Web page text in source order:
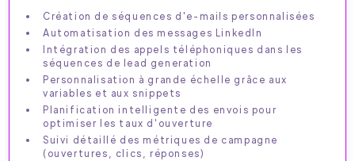
Création de séquences d'e-mails personnalisées
Automatisation des messages LinkedIn
Intégration des appels téléphoniques dans les
séquences de lead generation
Personnalisation à grande échelle grâce aux
variables et aux snippets
Planification intelligente des envois pour
optimiser les taux d'ouverture
Suivi détaillé des métriques de campagne
(ouvertures, clics, réponses)